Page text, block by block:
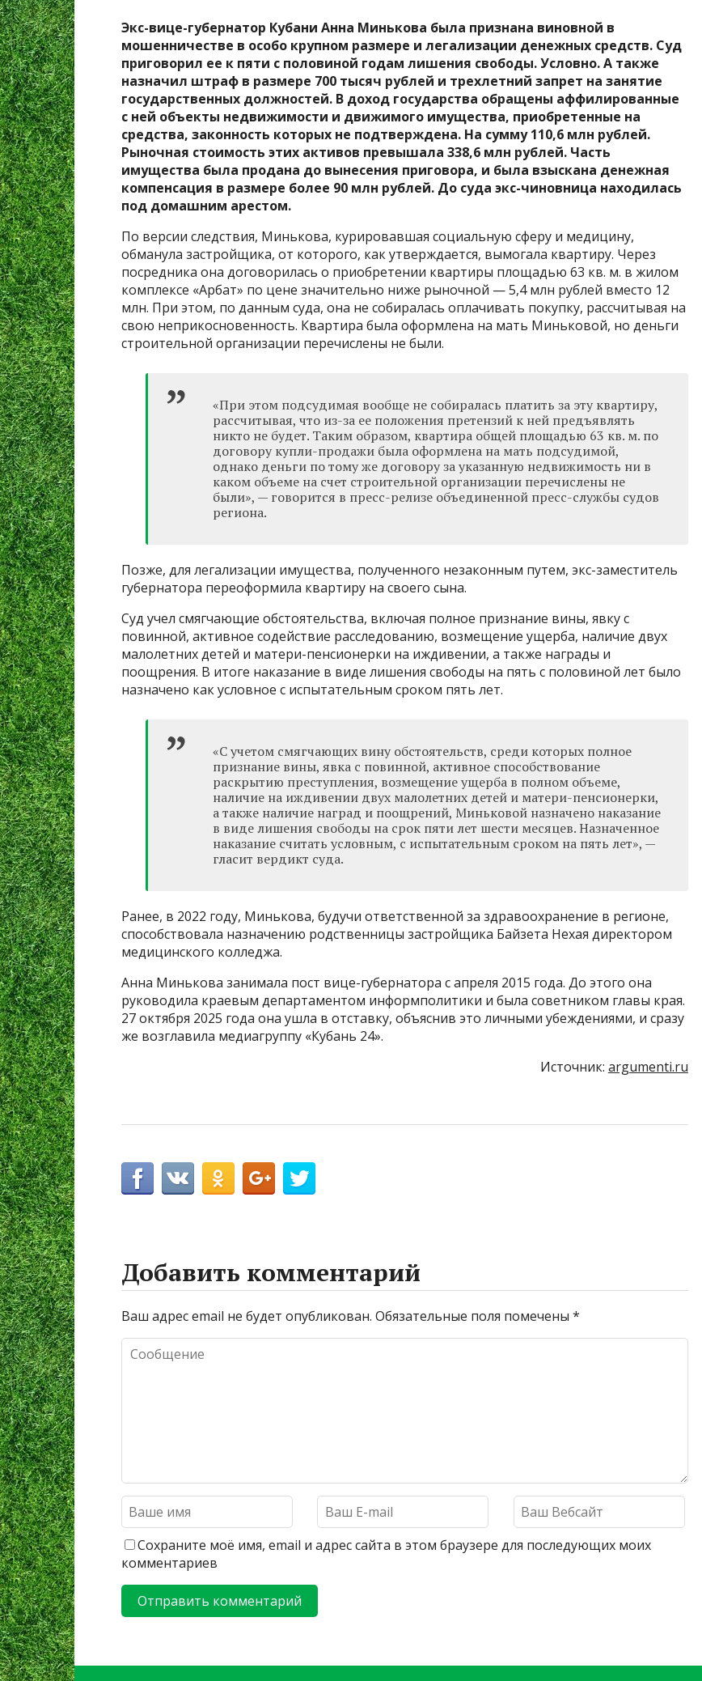
Экс-вице-губернатор Кубани Анна Минькова была признана виновной в
мошенничестве в особо крупном размере и легализации денежных средств. Суд
приговорил ее к пяти с половиной годам лишения свободы. Условно. А также
назначил штраф в размере 700 тысяч рублей и трехлетний запрет на занятие
государственных должностей. В доход государства обращены аффилированные
с ней объекты недвижимости и движимого имущества, приобретенные на
средства, законность которых не подтверждена. На сумму 110,6 млн рублей.
Рыночная стоимость этих активов превышала 338,6 млн рублей. Часть
имущества была продана до вынесения приговора, и была взыскана денежная
компенсация в размере более 90 млн рублей. До суда экс-чиновница находилась
под домашним арестом.
По версии следствия, Минькова, курировавшая социальную сферу и медицину,
обманула застройщика, от которого, как утверждается, вымогала квартиру. Через
посредника она договорилась о приобретении квартиры площадью 63 кв. м. в жилом
комплексе «Арбат» по цене значительно ниже рыночной — 5,4 млн рублей вместо 12
млн. При этом, по данным суда, она не собиралась оплачивать покупку, рассчитывая на
свою неприкосновенность. Квартира была оформлена на мать Миньковой, но деньги
строительной организации перечислены не были.
«При этом подсудимая вообще не собиралась платить за эту квартиру,
рассчитывая, что из-за ее положения претензий к ней предъявлять
никто не будет. Таким образом, квартира общей площадью 63 кв. м. по
договору купли-продажи была оформлена на мать подсудимой,
однако деньги по тому же договору за указанную недвижимость ни в
каком объеме на счет строительной организации перечислены не
были», — говорится в пресс-релизе объединенной пресс-службы судов
региона.
Позже, для легализации имущества, полученного незаконным путем, экс-заместитель
губернатора переоформила квартиру на своего сына.
Суд учел смягчающие обстоятельства, включая полное признание вины, явку с
повинной, активное содействие расследованию, возмещение ущерба, наличие двух
малолетних детей и матери-пенсионерки на иждивении, а также награды и
поощрения. В итоге наказание в виде лишения свободы на пять с половиной лет было
назначено как условное с испытательным сроком пять лет.
«С учетом смягчающих вину обстоятельств, среди которых полное
признание вины, явка с повинной, активное способствование
раскрытию преступления, возмещение ущерба в полном объеме,
наличие на иждивении двух малолетних детей и матери-пенсионерки,
а также наличие наград и поощрений, Миньковой назначено наказание
в виде лишения свободы на срок пяти лет шести месяцев. Назначенное
наказание считать условным, с испытательным сроком на пять лет», —
гласит вердикт суда.
Ранее, в 2022 году, Минькова, будучи ответственной за здравоохранение в регионе,
способствовала назначению родственницы застройщика Байзета Нехая директором
медицинского колледжа.
Анна Минькова занимала пост вице-губернатора с апреля 2015 года. До этого она
руководила краевым департаментом информполитики и была советником главы края.
27 октября 2025 года она ушла в отставку, объяснив это личными убеждениями, и сразу
же возглавила медиагруппу «Кубань 24».
Источник: argumenti.ru
Добавить комментарий
Ваш адрес email не будет опубликован. Обязательные поля помечены *
Сохраните моё имя, email и адрес сайта в этом браузере для последующих моих
комментариев